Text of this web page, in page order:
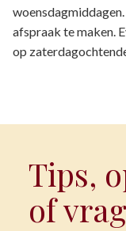
afspraak te maken.
op
Tips,
of